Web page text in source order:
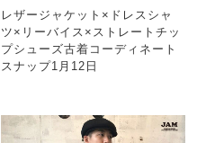
レザージャケット×ドレスシャ
ツ×リーバイス×ストレートチッ
プシューズ古着コーディネート
スナップ1月12日